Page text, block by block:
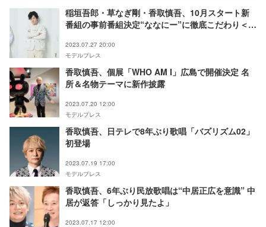
稲垣吾郎・草なぎ剛・香取慎吾、10月スタート新
番組の事前番組決定“ななにー”に徹底こだわり＜
2023.07.27 20:00
モデルプレス
香取慎吾、個展「WHO AM I」広島で開催決定 名
所＆名物テーマに新作披露
2023.07.20 12:00
モデルプレス
香取慎吾、日テレで8年ぶり歌唱「バズリズム02」
初登場
2023.07.19 17:00
モデルプレス
香取慎吾、6年ぶり民放歌唱は“中居正広を意識” 中
居が返答「しっかり見たよ」
2023.07.17 12:00